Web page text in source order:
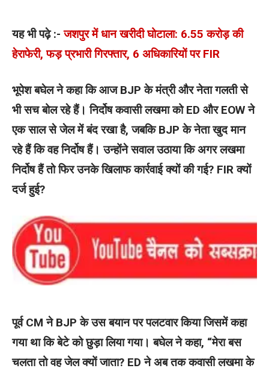
यह भी पढ़े :-जशपुर में धान खरीदी घोटाला: 6.55 करोड़ की
हेराफेरी, फड़ प्रभारी गिरफ्तार, 6 अधिकारियों पर FIR
भूपेश बघेल ने कहा कि आज BJP के मंत्री और नेता गलती से
भी सच बोल रहे हैं। निर्दोष कवासी लखमा को ED और EOW ने
एक साल से जेल में बंद रखा है, जबकि BJP के नेता खुद मान
रहे हैं कि वह निर्दोष हैं। उन्होंने सवाल उठाया कि अगर लखमा
निर्दोष हैं तो फिर उनके खिलाफ कार्रवाई क्यों की गई? FIR क्यों
दर्ज हुई?
पूर्व CM ने BJP के उस बयान पर पलटवार किया जिसमें कहा
गया था कि बेटे को छुड़ा लिया गया। बघेल ने कहा, “मेरा बस
चलता तो वह जेल क्यों जाता? ED ने अब तक कवासी लखमा के